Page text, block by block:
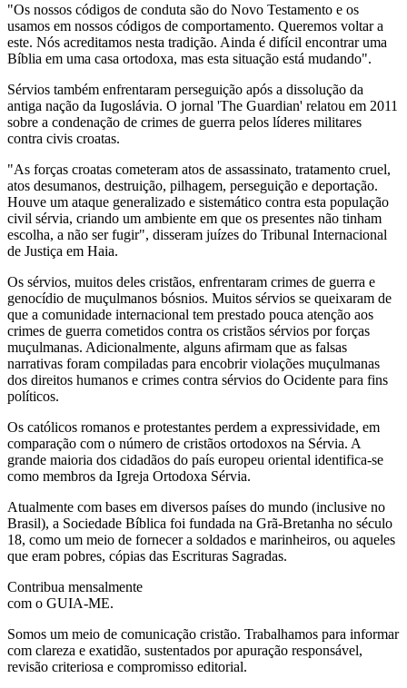
"Os nossos códigos de conduta são do Novo Testamento e os
usamos em nossos códigos de comportamento. Queremos voltar a
este. Nós acreditamos nesta tradição. Ainda é difícil encontrar uma
Bíblia em uma casa ortodoxa, mas esta situação está mudando".
Sérvios também enfrentaram perseguição após a dissolução da
antiga nação da Iugoslávia. O jornal 'The Guardian' relatou em 2011
sobre a condenação de crimes de guerra pelos líderes militares
contra civis croatas.
"As forças croatas cometeram atos de assassinato, tratamento cruel,
atos desumanos, destruição, pilhagem, perseguição e deportação.
Houve um ataque generalizado e sistemático contra esta população
civil sérvia, criando um ambiente em que os presentes não tinham
escolha, a não ser fugir", disseram juízes do Tribunal Internacional
de Justiça em Haia.
Os sérvios, muitos deles cristãos, enfrentaram crimes de guerra e
genocídio de muçulmanos bósnios. Muitos sérvios se queixaram de
que a comunidade internacional tem prestado pouca atenção aos
crimes de guerra cometidos contra os cristãos sérvios por forças
muçulmanas. Adicionalmente, alguns afirmam que as falsas
narrativas foram compiladas para encobrir violações muçulmanas
dos direitos humanos e crimes contra sérvios do Ocidente para fins
políticos.
Os católicos romanos e protestantes perdem a expressividade, em
comparação com o número de cristãos ortodoxos na Sérvia. A
grande maioria dos cidadãos do país europeu oriental identifica-se
como membros da Igreja Ortodoxa Sérvia.
Atualmente com bases em diversos países do mundo (inclusive no
Brasil), a Sociedade Bíblica foi fundada na Grã-Bretanha no século
18, como um meio de fornecer a soldados e marinheiros, ou aqueles
que eram pobres, cópias das Escrituras Sagradas.
Contribua mensalmente
com o GUIA-ME.
Somos um meio de comunicação cristão. Trabalhamos para informar
com clareza e exatidão, sustentados por apuração responsável,
revisão criteriosa e compromisso editorial.